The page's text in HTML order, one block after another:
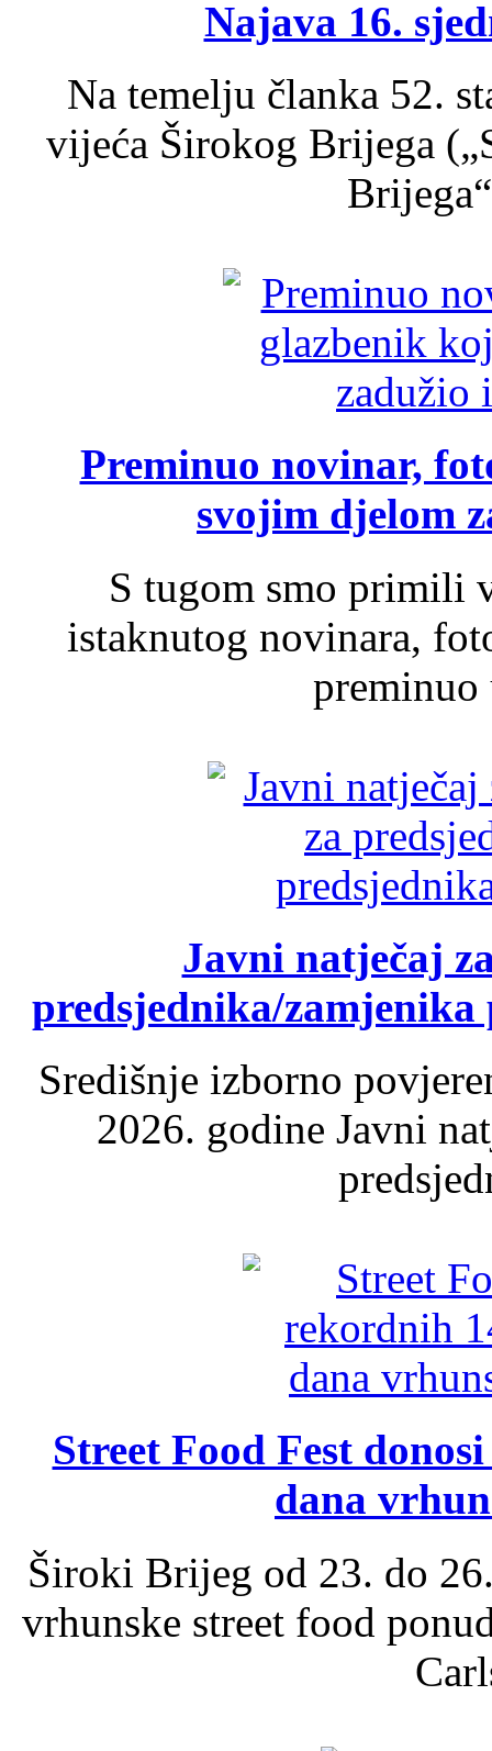
Najava 16.
Na temelju članka 52.
vijeća Širokog Brijega
Preminuo novinar,
svojim djelom
S tugom smo primili
istaknutog novinara,
Javni natječaj
predsjednika/
Središnje izborno
2026. godine Javni
Street Food Fest
dana
Široki Brijeg od 23. do
vrhunske street food